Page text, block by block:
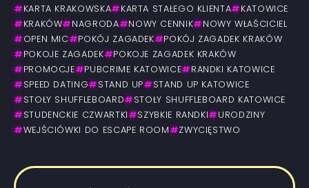
# KARTA KRAKOWSKA# KARTA STAŁEGO KLIENTA# KATOWICE
# KRAKÓW# NAGRODA# NOWY CENNIK# NOWY WŁAŚCICIEL
# OPEN MIC# POKÓJ ZAGADEK# POKÓJ ZAGADEK KRAKÓW
# POKOJE ZAGADEK# POKOJE ZAGADEK KRAKÓW
# PROMOCJE# PUBCRIME KATOWICE# RANDKI KATOWICE
# SPEED DATING# STAND UP# STAND UP KATOWICE
# STOŁY SHUFFLEBOARD# STOŁY SHUFFLEBOARD KATOWICE
# STUDENCKIE CZWARTKI #SZYBKIE RANDKI # URODZINY
#WEJŚCIÓWKI DO ESCAPE ROOM #ZWYCIĘSTWO